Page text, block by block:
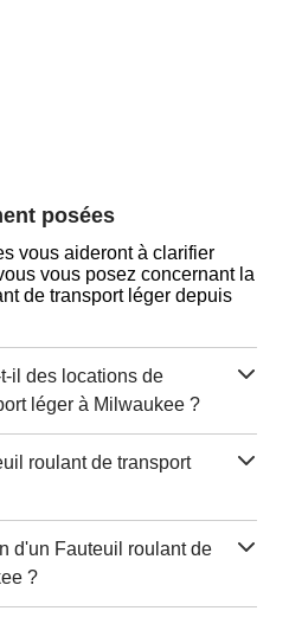
posées
vous aideront à clarifier
vous posez concernant la
de transport léger depuis
il des locations de
léger à Milwaukee ?
roulant de transport
d'un Fauteuil roulant de
?